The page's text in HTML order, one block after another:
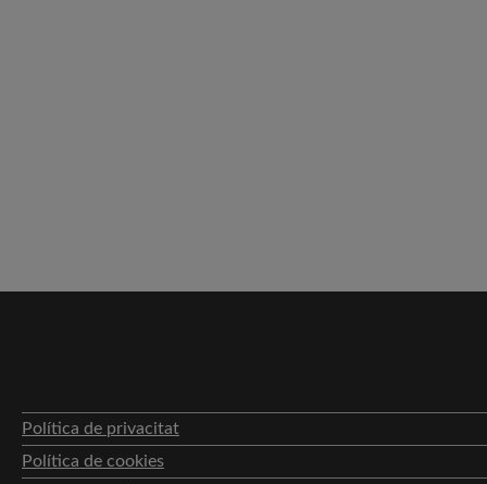
Política de privacitat
Política de cookies